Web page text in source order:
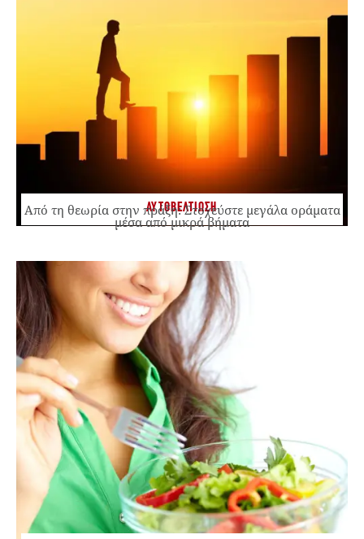
ΑΥΤΟΒΕΛΤΙΩΣΗ
Από τη θεωρία στην πράξη: Στοχεύστε μεγάλα οράματα
μέσα από μικρά βήματα